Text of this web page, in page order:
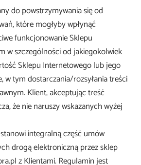
do powstrzymywania się od
które mogłyby wpłynąć
funkcjonowanie Sklepu
w szczególności od jakiegokolwiek
Sklepu Internetowego lub jego
w tym dostarczania/rozsyłania treści
Klient, akceptując treść
że nie naruszy wskazanych wyżej
integralną część umów
drogą elektroniczną przez sklep
z Klientami. Regulamin jest